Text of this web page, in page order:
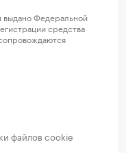
Федеральной
средства
файлов cookie